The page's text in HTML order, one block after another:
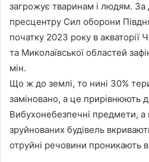
загрожує тваринам і людям. За
пресцентру Сил оборони
початку 2023 року в акваторії
та Миколаївської областей
мін.
Що ж до землі, то нині 30%
заміновано, а це прирівнюють
Вибухонебезпечні предмети,
зруйнованих будівель
отруйні речовини проникають